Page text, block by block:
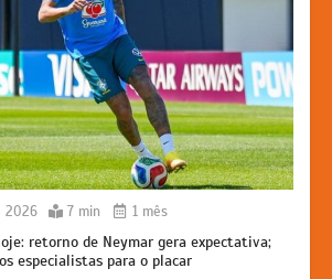
2026 7 min 1 mês
retorno de Neymar gera expectativa;
especialistas para o placar